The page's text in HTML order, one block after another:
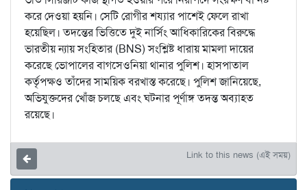
করে দেওয়া হয়নি। সেটি রোগীর শয্যার পাশেই ফেলে রাখা
হয়েছিল। তদন্তের ভিত্তিতে দুই নার্সিং আধিকারিকের বিরুদ্ধে
ভারতীয় ন্যায় সংহিতার (BNS) সংশ্লিষ্ট ধারায় মামলা দায়ের
করেছে ভোপালের বাগসেওনিয়া থানার পুলিশ। হাসপাতাল
কর্তৃপক্ষও তাঁদের সাময়িক বরখাস্ত করেছে। পুলিশ জানিয়েছে,
অভিযুক্তদের খোঁজ চলছে এবং ঘটনার পূর্ণাঙ্গ তদন্ত অব্যাহত
রয়েছে।
Link to this news (এই সময়)